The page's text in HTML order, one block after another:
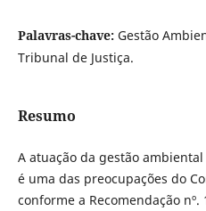
Palavras-chave: Gestão
Tribunal de Justiça.
Resumo
A atuação da gestão
é uma das preocupações do
conforme a Recomendação